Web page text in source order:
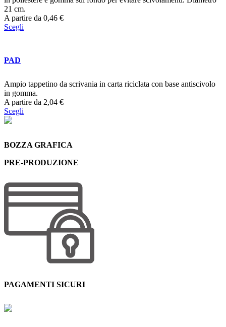
21 cm.
A partire da 0,46 €
Scegli
PAD
Ampio tappetino da scrivania in carta riciclata con base antiscivolo
in gomma.
A partire da 2,04 €
Scegli
BOZZA GRAFICA
PRE-PRODUZIONE
PAGAMENTI SICURI